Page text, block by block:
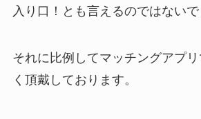
入り口！とも言えるのではないで
それに比例してマッチングアプ
く頂戴しております。